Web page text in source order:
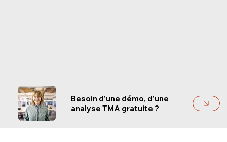
Besoin d'une démo, d'une
analyse TMA gratuite ?